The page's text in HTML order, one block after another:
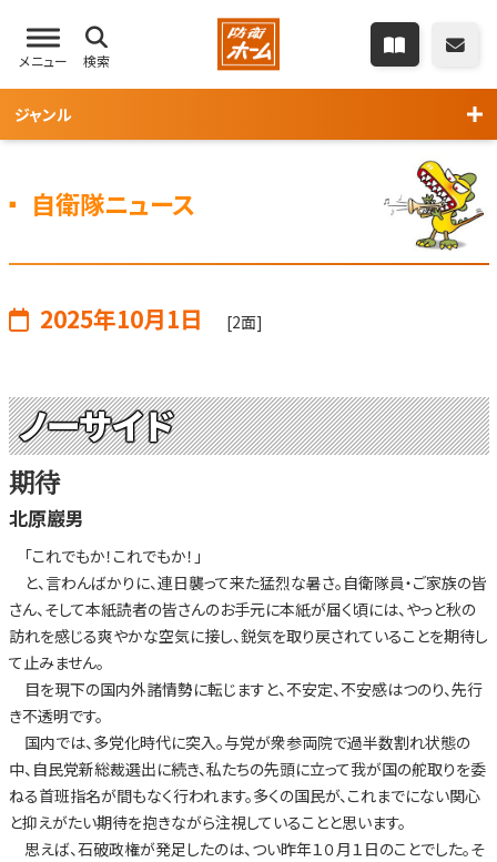
メニュー 検索
ジャンル
自衛隊ニュース
2025年10月1日 [2面]
ノーサイド
期待
北原巖男
「これでもか！これでもか！」
と、言わんばかりに、連日襲って来た猛烈な暑さ。自衛隊員・ご家族の皆
さん、そして本紙読者の皆さんのお手元に本紙が届く頃には、やっと秋の
訪れを感じる爽やかな空気に接し、鋭気を取り戻されていることを期待し
て止みません。
目を現下の国内外諸情勢に転じますと、不安定、不安感はつのり、先行
き不透明です。
国内では、多党化時代に突入。与党が衆参両院で過半数割れ状態の
中、自民党新総裁選出に続き、私たちの先頭に立って我が国の舵取りを委
ねる首班指名が間もなく行われます。多くの国民が、これまでにない関心
と抑えがたい期待を抱きながら注視していることと思います。
思えば、石破政権が発足したのは、つい昨年１０月１日のことでした。そ